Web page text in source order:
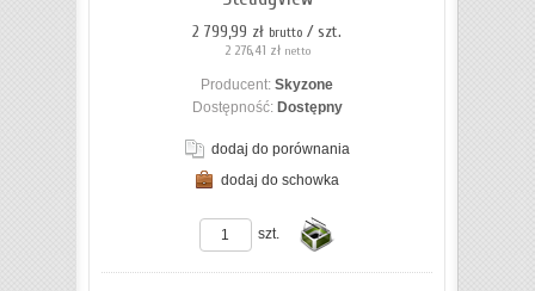
2 799,99 zł brutto / szt.
2 276,41 zł netto
Producent: Skyzone
Dostępność: Dostępny
dodaj do porównania
dodaj do schowka
szt.